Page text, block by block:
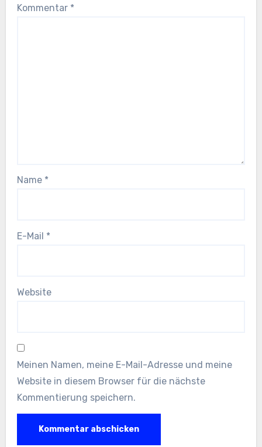
Kommentar *
Name *
E-Mail *
Website
Meinen Namen, meine E-Mail-Adresse und meine
Website in diesem Browser für die nächste
Kommentierung speichern.